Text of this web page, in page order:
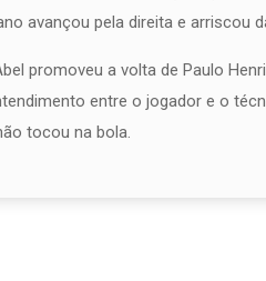
avançou pela direita e arriscou
promoveu a volta de Paulo
entre o jogador e o
tocou na bola.